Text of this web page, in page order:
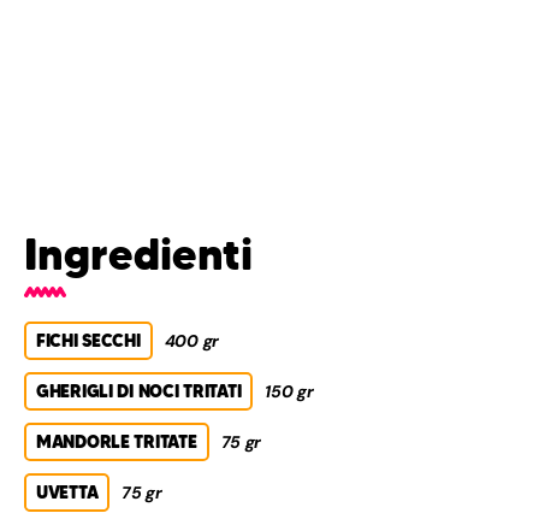
Ingredienti
FICHI SECCHI 400 gr
GHERIGLI DI NOCI TRITATI 150 gr
MANDORLE TRITATE 75 gr
UVETTA 75 gr